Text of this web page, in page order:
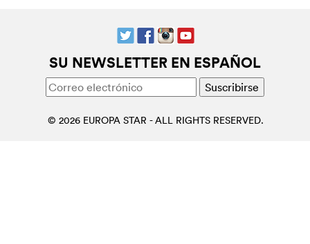
SU NEWSLETTER EN ESPAÑOL
© 2026 EUROPA STAR - ALL RIGHTS RESERVED.